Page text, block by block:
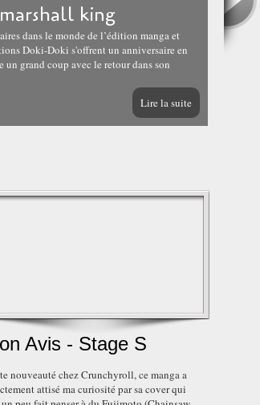
king
dans le monde de l’édition manga et
Doki-Doki s'offrent un anniversaire en
un grand coup avec le retour dans son
Lire la suite
Avis - Stage S
nouveauté chez Crunchyroll, ce manga a
attisé ma curiosité par sa cover qui